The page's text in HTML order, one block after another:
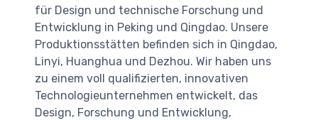
für Design und technische Forschung und
Entwicklung in Peking und Qingdao. Unsere
Produktionsstätten befinden sich in Qingdao,
Linyi, Huanghua und Dezhou. Wir haben uns
zu einem voll qualifizierten, innovativen
Technologieunternehmen entwickelt, das
Design, Forschung und Entwicklung,